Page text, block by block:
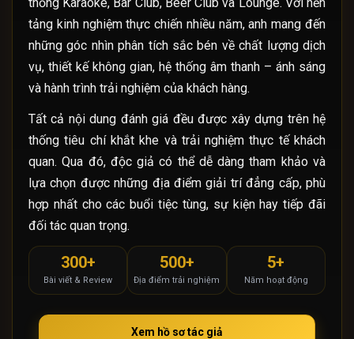
tảng kinh nghiệm thực chiến nhiều năm, anh mang đến
những góc nhìn phân tích sắc bén về chất lượng dịch
vụ, thiết kế không gian, hệ thống âm thanh – ánh sáng
và hành trình trải nghiệm của khách hàng.
Tất cả nội dung đánh giá đều được xây dựng trên hệ
thống tiêu chí khắt khe và trải nghiệm thực tế khách
quan. Qua đó, độc giả có thể dễ dàng tham khảo và
lựa chọn được những địa điểm giải trí đẳng cấp, phù
hợp nhất cho các buổi tiệc tùng, sự kiện hay tiếp đãi
đối tác quan trọng.
300+
Bài viết & Review
500+
Địa điểm trải nghiệm
5+
Năm hoạt động
Xem hồ sơ tác giả